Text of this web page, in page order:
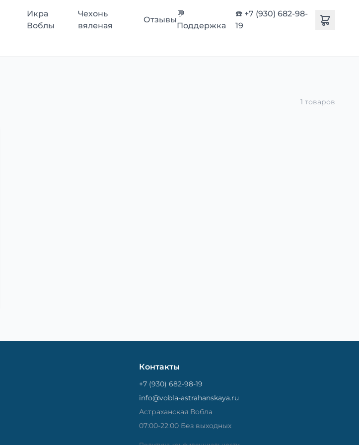
Икра
Воблы
Чехонь
вяленая
Отзывы
💬
Поддержка
☎️ +7 (930) 682-98-
19
1 товаров
Контакты
+7 (930) 682-98-19
info@vobla-astrahanskaya.ru
Астраханская Вобла
07:00-22:00 Без выходных